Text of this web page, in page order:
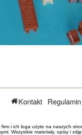
Kontakt
i ich loga użyte na naszych
Wszystkie materiały, opisy i